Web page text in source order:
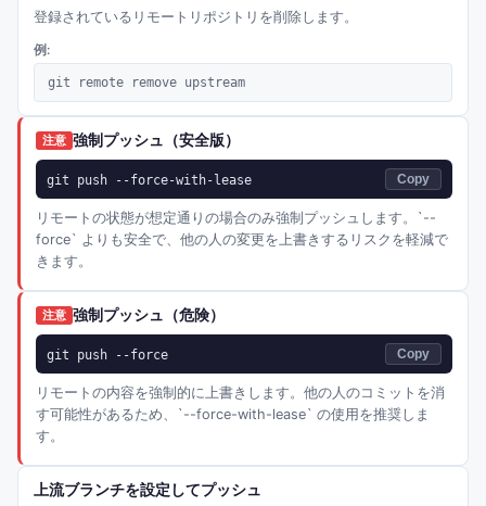
登録されているリモートリポジトリを削除します。
例:
git remote remove upstream
注意 強制プッシュ（安全版）
git push --force-with-lease Copy
リモートの状態が想定通りの場合のみ強制プッシュします。`--
force` よりも安全で、他の人の変更を上書きするリスクを軽減で
きます。
注意 強制プッシュ（危険）
git push --force Copy
リモートの内容を強制的に上書きします。他の人のコミットを消
す可能性があるため、`--force-with-lease` の使用を推奨しま
す。
上流ブランチを設定してプッシュ